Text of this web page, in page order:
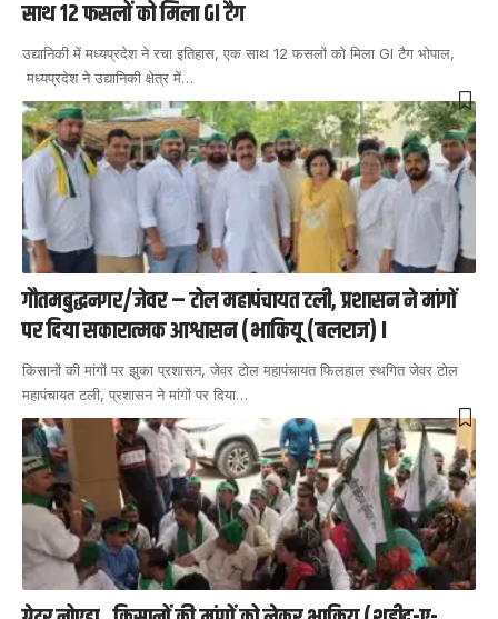
साथ 12 फसलों को मिला GI टैग
उद्यानिकी में मध्यप्रदेश ने रचा इतिहास, एक साथ 12 फसलों को मिला GI टैग भोपाल,
मध्यप्रदेश ने उद्यानिकी क्षेत्र में…
गौतमबुद्धनगर/जेवर – टोल महापंचायत टली, प्रशासन ने मांगों
पर दिया सकारात्मक आश्वासन (भाकियू (बलराज) I
किसानों की मांगों पर झुका प्रशासन, जेवर टोल महापंचायत फिलहाल स्थगित जेवर टोल
महापंचायत टली, प्रशासन ने मांगों पर दिया…